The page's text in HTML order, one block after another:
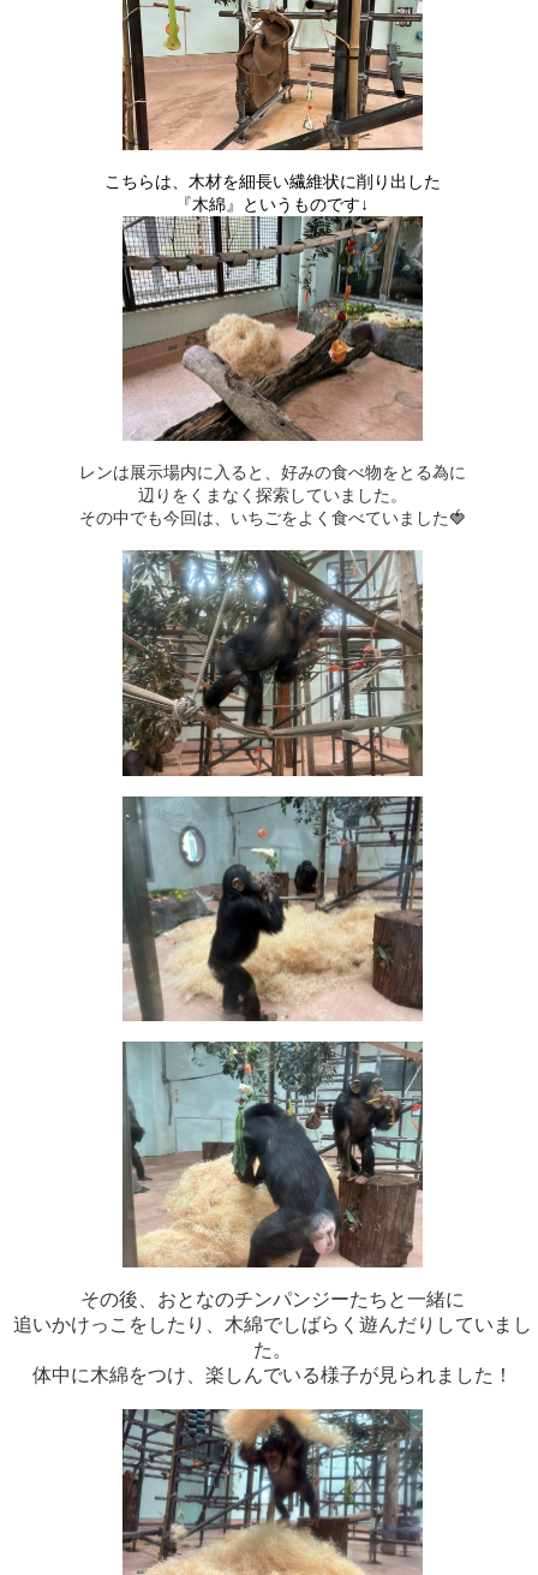
こちらは、木材を細長い繊維状に削り出した
『木綿』というものです↓
レンは展示場内に入ると、好みの食べ物をとる為に
辺りをくまなく探索していました。
その中でも今回は、いちごをよく食べていました🍓
その後、おとなのチンパンジーたちと一緒に
追いかけっこをしたり、木綿でしばらく遊んだりしていまし
た。
体中に木綿をつけ、楽しんでいる様子が見られました！